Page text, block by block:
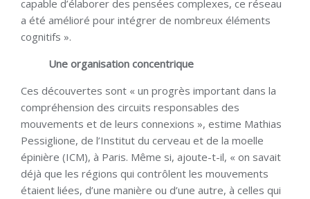
capable d’élaborer des pensées complexes, ce réseau
a été amélioré pour intégrer de nombreux éléments
cognitifs ».
Une organisation concentrique
Ces découvertes sont « un progrès important dans la
compréhension des circuits responsables des
mouvements et de leurs connexions », estime Mathias
Pessiglione, de l’Institut du cerveau et de la moelle
épinière (ICM), à Paris. Même si, ajoute-t-il, « on savait
déjà que les régions qui contrôlent les mouvements
étaient liées, d’une manière ou d’une autre, à celles qui